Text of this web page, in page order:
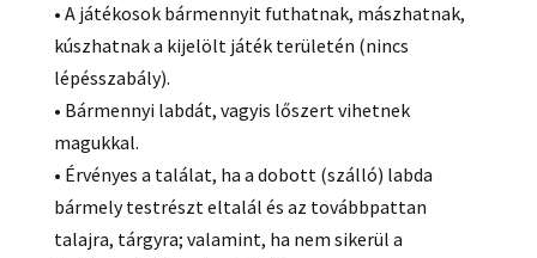
• A játékosok bármennyit futhatnak, mászhatnak,
kúszhatnak a kijelölt játék területén (nincs
lépésszabály).
• Bármennyi labdát, vagyis lőszert vihetnek
magukkal.
• Érvényes a találat, ha a dobott (szálló) labda
bármely testrészt eltalál és az továbbpattan
talajra, tárgyra; valamint, ha nem sikerül a